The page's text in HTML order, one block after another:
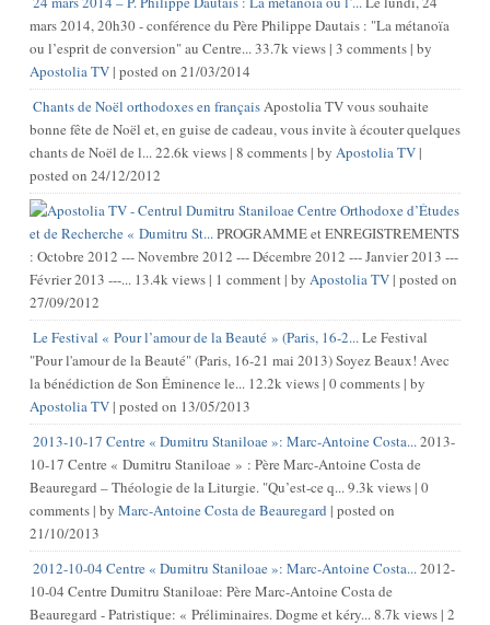
mars 2014, 20h30 - conférence du Père Philippe Dautais : "La métanoïa
ou l’esprit de conversion" au Centre...33.7k views| 3 comments| by
Apostolia TV| posted on 21/03/2014
Chants de Noël orthodoxes en françaisApostolia TV vous souhaite
bonne fête de Noël et, en guise de cadeau, vous invite à écouter quelques
chants de Noël de l...22.6k views| 8 comments| by Apostolia TV|
posted on 24/12/2012
Centre Orthodoxe d’Études
et de Recherche « Dumitru St...PROGRAMME et ENREGISTREMENTS
: Octobre 2012 --- Novembre 2012 --- Décembre 2012 --- Janvier 2013 ---
Février 2013 ---... 13.4k views| 1 comment| by Apostolia TV| posted on
27/09/2012
Le Festival « Pour l’amour de la Beauté » (Paris, 16-2...Le Festival
"Pour l'amour de la Beauté" (Paris, 16-21 mai 2013) Soyez Beaux! Avec
la bénédiction de Son Éminence le... 12.2k views| 0 comments| by
Apostolia TV| posted on 13/05/2013
2013-10-17 Centre « Dumitru Staniloae »: Marc-Antoine Costa...2013-
10-17 Centre « Dumitru Staniloae » : Père Marc-Antoine Costa de
Beauregard – Théologie de la Liturgie. "Qu’est-ce q...9.3k views| 0
comments| by Marc-Antoine Costa de Beauregard | posted on
21/10/2013
2012-10-04 Centre « Dumitru Staniloae »: Marc-Antoine Costa...2012-
10-04 Centre Dumitru Staniloae: Père Marc-Antoine Costa de
Beauregard - Patristique: « Préliminaires. Dogme et kéry...8.7k views| 2